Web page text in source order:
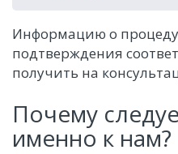
Информацию о
подтверждения
получить на
Почему
именно к нам?